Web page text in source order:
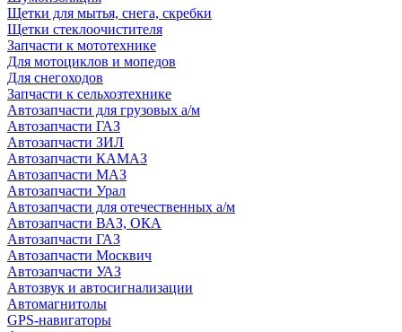
Щетки для мытья, снега, скребки
Щетки стеклоочистителя
Запчасти к мототехнике
Для мотоциклов и мопедов
Для снегоходов
Запчасти к сельхозтехнике
Автозапчасти для грузовых а/м
Автозапчасти ГАЗ
Автозапчасти ЗИЛ
Автозапчасти КАМАЗ
Автозапчасти МАЗ
Автозапчасти Урал
Автозапчасти для отечественных а/м
Автозапчасти ВАЗ, ОКА
Автозапчасти ГАЗ
Автозапчасти Москвич
Автозапчасти УАЗ
Автозвук и автосигнализации
Автомагнитолы
GPS-навигаторы